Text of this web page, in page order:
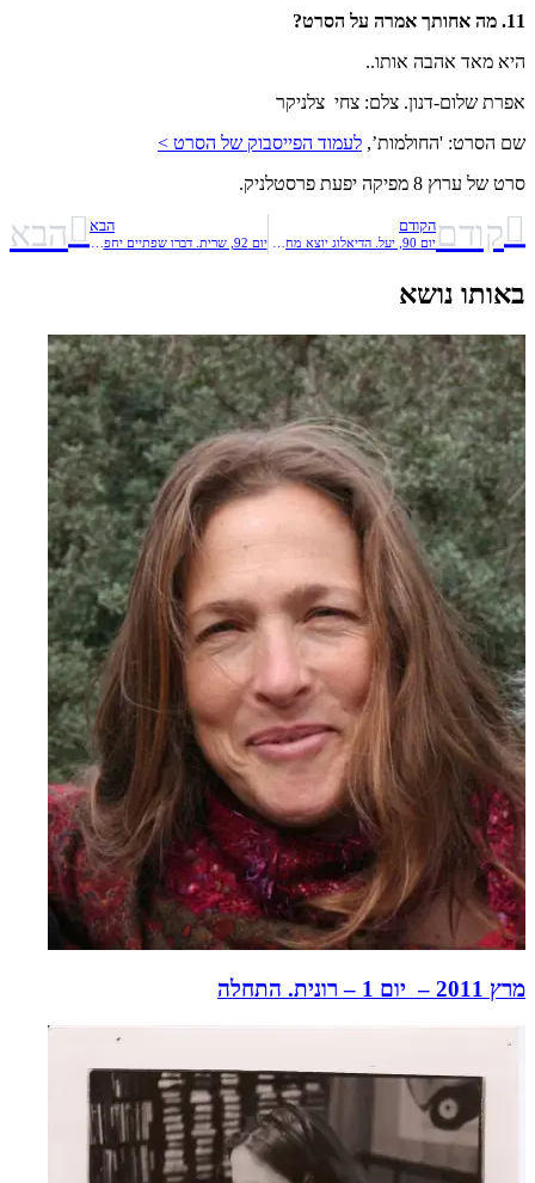
11. מה אחותך אמרה על הסרט?
היא מאד אהבה אותו..
אפרת שלום-דנון. צלם: צחי צלניקר
שם הסרט: 'החולמות’, לעמוד הפייסבוק של הסרט >
סרט של ערוץ 8 מפיקה יפעת פרסטלניק.
קודםהקודם הבא הבא
באותו נושא
מרץ 2011 – יום 1 – רונית. התחלה